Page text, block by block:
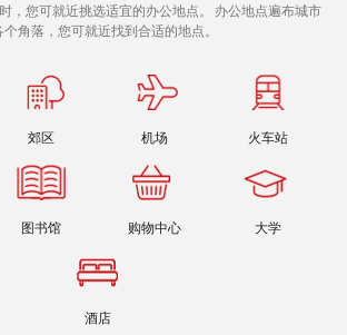
，您可就近挑选适宜的办公地点。 办公地点遍布城市
个角落，您可就近找到合适的地点。
郊区 机场 火车站
图书馆 购物中心 大学
酒店